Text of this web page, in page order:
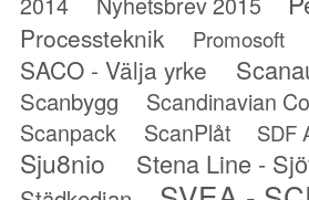
Processteknik Promosoft
SACO - Välja yrke
Scanbygg
Scandinavian
Scanpack
ScanPlåt SDF
Sju8nio Stena Line -